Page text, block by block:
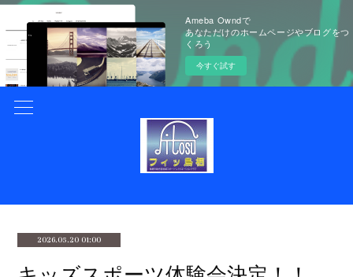
Ameba Owndで
あなただけのホームページやブログをつ
くろう
今すぐ試す
2026.05.20 01:00